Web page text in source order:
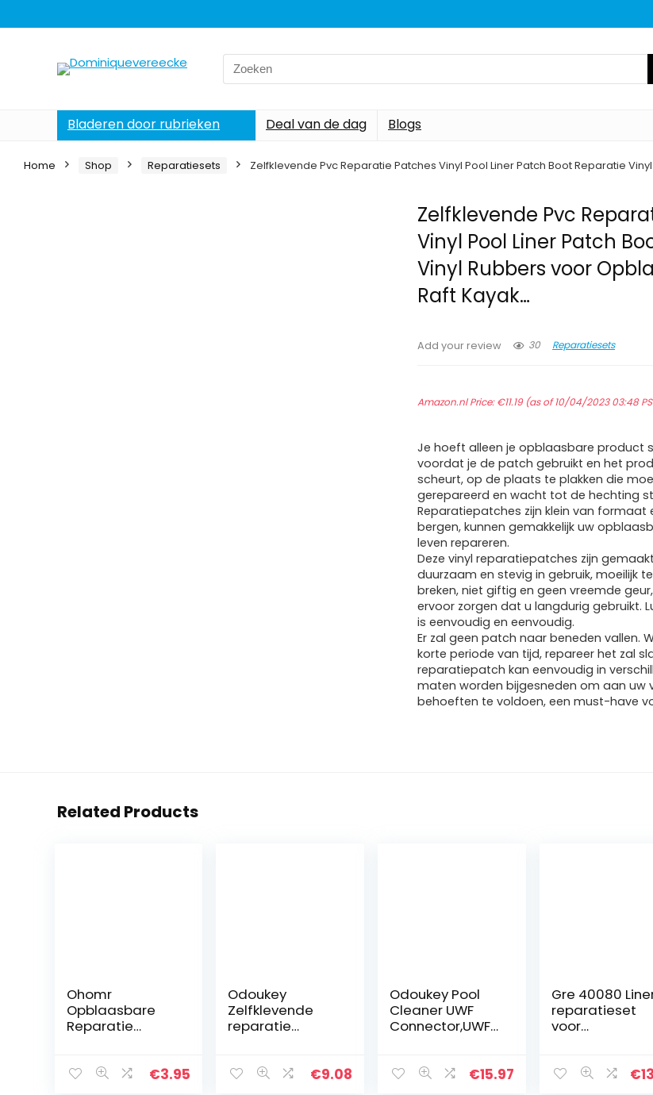
Search
for:
Bladeren door rubrieken Deal van de dag Blogs
Home Shop Reparatiesets Zelfklevende Pvc Reparatie Patches Vinyl Pool Liner Patch Boot Reparatie
Zelfklevende Pvc
Vinyl Pool Liner Patch
Vinyl Rubbers voor
Raft Kayak…
Add your review 30 Reparatiesets
Amazon.nl Price:€11.19(as of 10/04/2023 03:48
Je hoeft alleen je opblaasbare product
voordat je de patch gebruikt en het
scheurt, op de plaats te plakken die
gerepareerd en wacht tot de hechting
Reparatiepatches zijn klein van formaat
bergen, kunnen gemakkelijk uw
leven repareren.
Deze vinyl reparatiepatches zijn
duurzaam en stevig in gebruik, moeilijk
breken, niet giftig en geen vreemde
ervoor zorgen dat u langdurig gebruikt.
is eenvoudig en eenvoudig.
Er zal geen patch naar beneden vallen.
korte periode van tijd, repareer het zal
reparatiepatch kan eenvoudig in
maten worden bijgesneden om aan uw
behoeften te voldoen, een must-have
Related Products
Ohomr
Opblaasbare
Reparatie
Transparante
€3.95
Odoukey
Zelfklevende
reparatie
Patches Ronde
€9.08
Odoukey Pool
Cleaner UWF
Connector,UWF
Zwembad
€15.97
Gre 40080
reparatieset
voor
€